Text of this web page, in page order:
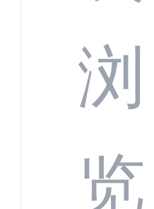
浏
览